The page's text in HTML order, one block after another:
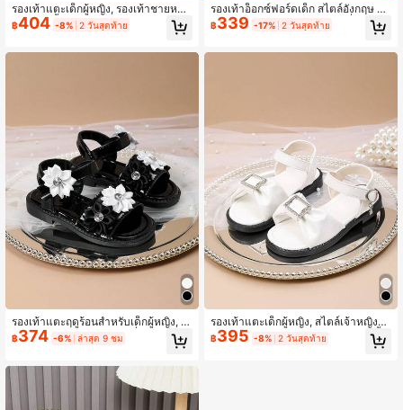
รองเท้าแตะเด็กผู้หญิง, รองเท้าชายหาด
แบบเปิดนิ้วเท้าสไตล์เจ้าหญิงฤดูร้อนให
ม่น้ำหนักเบาสำหรับใส่ในชีวิตประจำวัน
฿404 -8% 2 วันสุดท้าย
รองเท้าแตะฤดูร้อนสำหรับเด็กผู้หญิง, ส
ไตล์ใหม่, ดีไซน์ดอกไม้แฟชั่นพร้อมตัวยึ
ดและตัวปิด, รองเท้าเจ้าหญิงสำหรับเด็
฿374 -6% ล่าสุด 9 ชม
รองเท้าอ็อกซ์ฟอร์ดเด็ก สไตล์อังกฤษ รุ่น
ใหม่ฤดูใบไม้ผลิ/ใบไม้ร่วง แฟชั่นเกาหลี
นักเรียนชาย การแสดงสีดำ ระบายอาก
฿339 -17% 2 วันสุดท้าย
รองเท้าแตะเด็กผู้หญิง, สไตล์เจ้าหญิงฤ
ดูร้อนใหม่ รองเท้าชายหาดแบบเปิดนิ้วเ
ท้า น้ำหนักเบา สำหรับใส่ในชีวิตประจำ
฿395 -8% 2 วันสุดท้าย